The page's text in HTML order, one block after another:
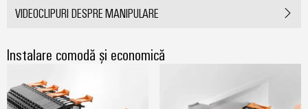
VIDEOCLIPURI DESPRE MANIPULARE
Instalare comodă și economică